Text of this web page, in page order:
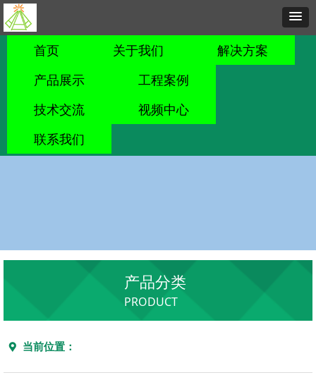
首页 关于我们 解决方案
产品展示 工程案例
技术交流 视频中心
联系我们
产品分类
PRODUCT
끇 当前位置：